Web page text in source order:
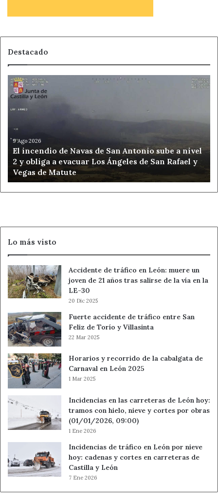
Destacado
El
incendio
de
Navas
San
Antonio
sube
nivel
2
y
Ángeles
de
San
Rafael
y
Vegas
Matute
9 Ago 2026
El incendio de Navas de San Antonio sube a nivel
2 y obliga a evacuar Los Ángeles de San Rafael y
Vegas de Matute
Lo más visto
Accidente de tráfico en León: muere un
joven de 21 años tras salirse de la vía en la
LE-30
20 Dic 2025
Fuerte accidente de tráfico entre San
Feliz de Torío y Villasinta
22 Mar 2025
Horarios y recorrido de la cabalgata de
Carnaval en León 2025
1 Mar 2025
Incidencias en las carreteras de León hoy:
tramos con hielo, nieve y cortes por obras
(01/01/2026, 09:00)
1 Ene 2026
Incidencias de tráfico en León por nieve
hoy: cadenas y cortes en carreteras de
Castilla y León
7 Ene 2026